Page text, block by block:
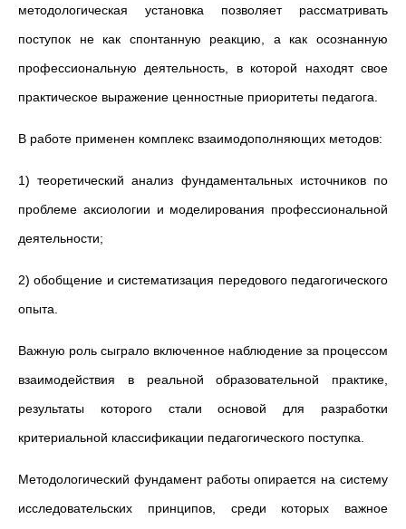
методологическая установка позволяет рассматривать
поступок не как спонтанную реакцию, а как осознанную
профессиональную деятельность, в которой находят свое
практическое выражение ценностные приоритеты педагога.
В работе применен комплекс взаимодополняющих методов:
1) теоретический анализ фундаментальных источников по
проблеме аксиологии и моделирования профессиональной
деятельности;
2) обобщение и систематизация передового педагогического
опыта.
Важную роль сыграло включенное наблюдение за процессом
взаимодействия в реальной образовательной практике,
результаты которого стали основой для разработки
критериальной классификации педагогического поступка.
Методологический фундамент работы опирается на систему
исследовательских принципов, среди которых важное